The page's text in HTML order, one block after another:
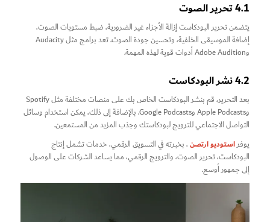
4.1 تحرير الصوت
يتضمن تحرير البودكاست إزالة الأجزاء غير الضرورية، ضبط مستويات الصوت،
إضافة الموسيقى الخلفية، وتحسين جودة الصوت. تعد برامج مثل Audacity
وAdobe Audition أدوات قوية لهذه المهمة.
4.2 نشر البودكاست
بعد التحرير، قم بنشر البودكاست الخاص بك على منصات مختلفة مثل Spotify
وApple Podcasts وGoogle Podcasts. بالإضافة إلى ذلك، يمكن استخدام وسائل
التواصل الاجتماعي للترويج لبودكاستك وجذب المزيد من المستمعين.
يوفراستوديو ارتصن، بخبرته في التسويق الرقمي، خدمات تشمل إنتاج
البودكاست، تحرير الصوت، والترويج الرقمي، مما يساعد الشركات على الوصول
إلى جمهور أوسع.